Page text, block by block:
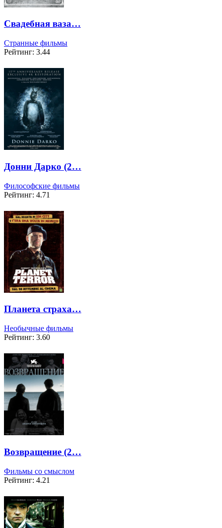
Свадебная ваза…
Странные фильмы
Рейтинг: 3.44
Донни Дарко (2…
Философские фильмы
Рейтинг: 4.71
Планета страха…
Необычные фильмы
Рейтинг: 3.60
Возвращение (2…
Фильмы со смыслом
Рейтинг: 4.21